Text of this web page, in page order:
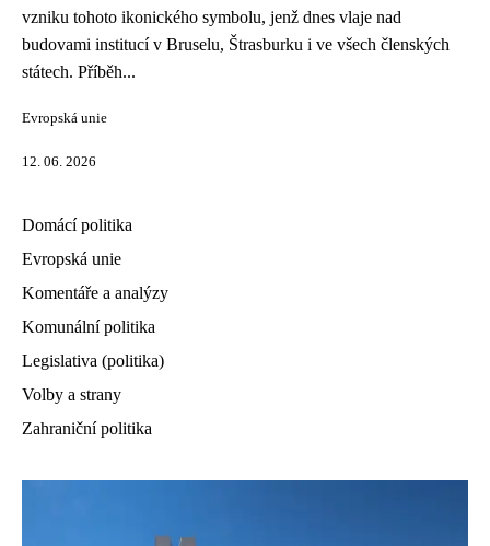
vzniku tohoto ikonického symbolu, jenž dnes vlaje nad
budovami institucí v Bruselu, Štrasburku i ve všech členských
státech. Příběh...
Evropská unie
12. 06. 2026
Domácí politika
Evropská unie
Komentáře a analýzy
Komunální politika
Legislativa (politika)
Volby a strany
Zahraniční politika